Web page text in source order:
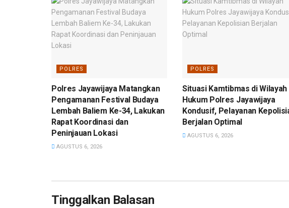
POLRES
Polres Jayawijaya Matangkan
Pengamanan Festival Budaya
Lembah Baliem Ke-34, Lakukan
Rapat Koordinasi dan
Peninjauan Lokasi
AGUSTUS 6, 2026
POLRES
Situasi Kamtibmas di Wilayah
Hukum Polres Jayawijaya
Kondusif, Pelayanan
Berjalan Optimal
AGUSTUS 6, 2026
Tinggalkan Balasan